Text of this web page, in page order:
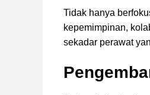
Tidak hanya
kepemimpinan,
sekadar perawat